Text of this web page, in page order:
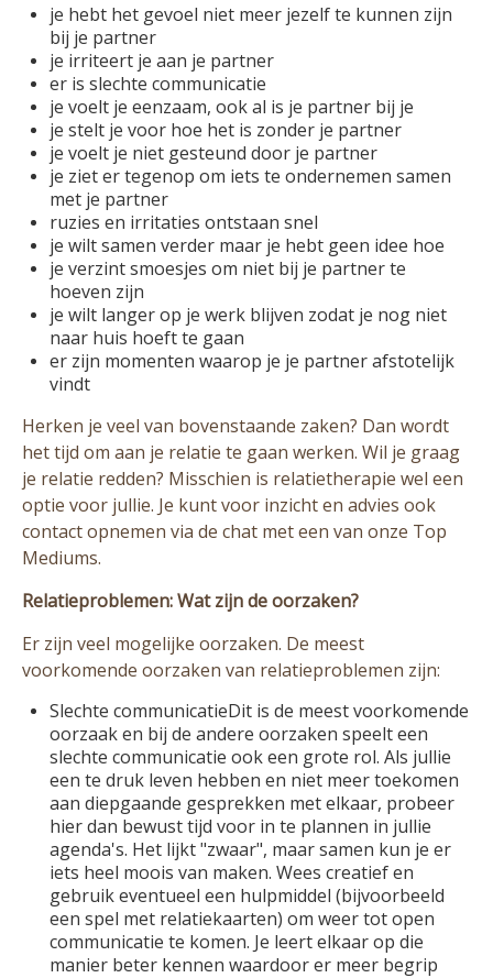
je hebt het gevoel niet meer jezelf te kunnen zijn
bij je partner
je irriteert je aan je partner
er is slechte communicatie
je voelt je eenzaam, ook al is je partner bij je
je stelt je voor hoe het is zonder je partner
je voelt je niet gesteund door je partner
je ziet er tegenop om iets te ondernemen samen
met je partner
ruzies en irritaties ontstaan snel
je wilt samen verder maar je hebt geen idee hoe
je verzint smoesjes om niet bij je partner te
hoeven zijn
je wilt langer op je werk blijven zodat je nog niet
naar huis hoeft te gaan
er zijn momenten waarop je je partner afstotelijk
vindt
Herken je veel van bovenstaande zaken? Dan wordt
het tijd om aan je relatie te gaan werken. Wil je graag
je relatie redden? Misschien is relatietherapie wel een
optie voor jullie. Je kunt voor inzicht en advies ook
contact opnemen via de chat met een van onze Top
Mediums.
Relatieproblemen: Wat zijn de oorzaken?
Er zijn veel mogelijke oorzaken. De meest
voorkomende oorzaken van relatieproblemen zijn:
Slechte communicatieDit is de meest voorkomende
oorzaak en bij de andere oorzaken speelt een
slechte communicatie ook een grote rol. Als jullie
een te druk leven hebben en niet meer toekomen
aan diepgaande gesprekken met elkaar, probeer
hier dan bewust tijd voor in te plannen in jullie
agenda's. Het lijkt "zwaar", maar samen kun je er
iets heel moois van maken. Wees creatief en
gebruik eventueel een hulpmiddel (bijvoorbeeld
een spel met relatiekaarten) om weer tot open
communicatie te komen. Je leert elkaar op die
manier beter kennen waardoor er meer begrip